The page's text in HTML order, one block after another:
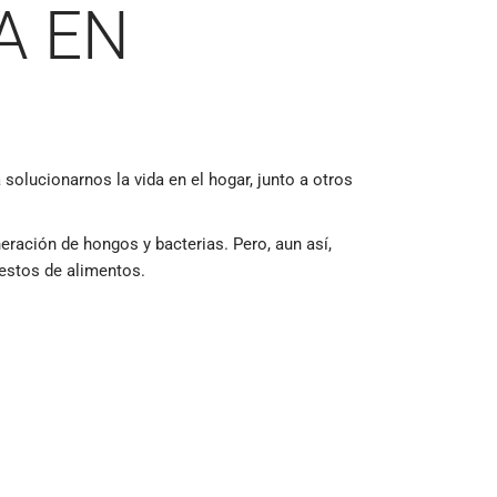
EN
la vida en el hogar, junto a otros
de hongos y bacterias. Pero, aun así,
de alimentos.